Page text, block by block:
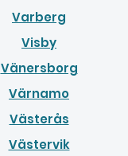
Varberg
Visby
Vänersborg
Värnamo
Västerås
Västervik